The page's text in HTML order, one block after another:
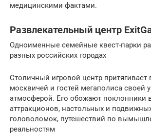
медицинскими фактами.
Развлекательный центр
Одноименные семейные квест-парки
разных российских городах
Столичный игровой центр притягивает
москвичей и гостей мегаполиса своей
атмосферой. Его обожают поклонники
аттракционов, настольных и
головоломок, путешествий по
реальностям